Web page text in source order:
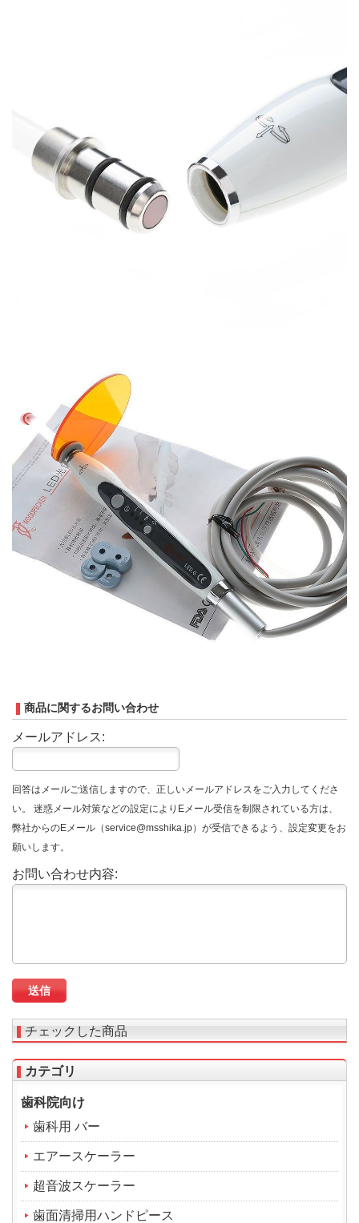
商品に関するお問い合わせ
メールアドレス:
回答はメールご送信しますので、正しいメールアドレスをご入力してくださ
い。 迷惑メール対策などの設定によりEメール受信を制限されている方は、
弊社からのEメール（service@msshika.jp）が受信できるよう、設定変更をお
願いします。
お問い合わせ内容:
チェックした商品
カテゴリ
歯科院向け
歯科用 バー
エアースケーラー
超音波スケーラー
歯面清掃用ハンドピース